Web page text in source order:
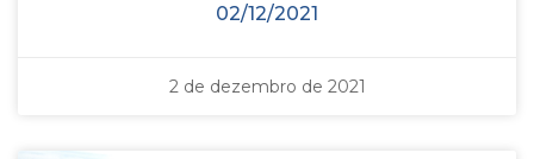
02/12/2021
2 de dezembro de 2021